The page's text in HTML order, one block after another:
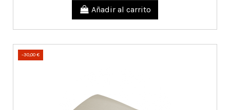
Añadir al carrito
-30,00 €